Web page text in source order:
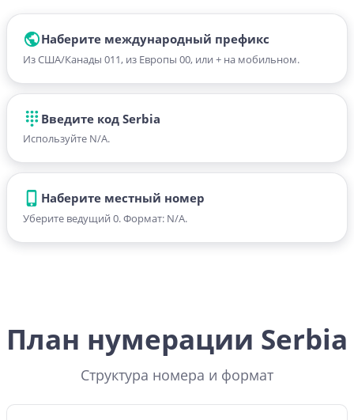
Наберите международный префикс
Из США/Канады 011, из Европы 00, или + на мобильном.
Введите код Serbia
Используйте N/A.
Наберите местный номер
Уберите ведущий 0. Формат: N/A.
План нумерации Serbia
Структура номера и формат